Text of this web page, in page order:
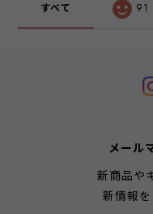
すべて 91
メール
新商品や
新情報を